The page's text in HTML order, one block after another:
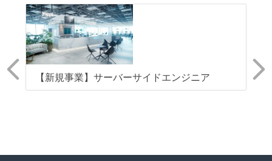
【新規事業】サーバーサイドエンジニア